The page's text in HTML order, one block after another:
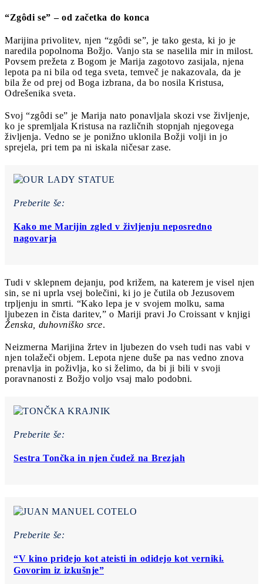
“Zgôdi se” – od začetka do konca
Marijina privolitev, njen “zgôdi se”, je tako gesta, ki jo je
naredila popolnoma Božjo. Vanjo sta se naselila mir in milost.
Povsem prežeta z Bogom je Marija zagotovo zasijala, njena
lepota pa ni bila od tega sveta, temveč je nakazovala, da je
bila že od prej od Boga izbrana, da bo nosila Kristusa,
Odrešenika sveta.
Svoj “zgôdi se” je Marija nato ponavljala skozi vse življenje,
ko je spremljala Kristusa na različnih stopnjah njegovega
življenja. Vedno se je ponižno uklonila Božji volji in jo
sprejela, pri tem pa ni iskala ničesar zase.
Preberite še:
Kako me Marijin zgled v življenju neposredno
nagovarja
Tudi v sklepnem dejanju, pod križem, na katerem je visel njen
sin, se ni uprla vsej bolečini, ki jo je čutila ob Jezusovem
trpljenju in smrti. “Kako lepa je v svojem molku, sama
ljubezen in čista daritev,” o Mariji pravi Jo Croissant v knjigi
Ženska, duhovniško srce.
Neizmerna Marijina žrtev in ljubezen do vseh tudi nas vabi v
njen tolažeči objem. Lepota njene duše pa nas vedno znova
prenavlja in poživlja, ko si želimo, da bi ji bili v svoji
poravnanosti z Božjo voljo vsaj malo podobni.
Preberite še:
Sestra Tončka in njen čudež na Brezjah
Preberite še:
“V kino pridejo kot ateisti in odidejo kot verniki.
Govorim iz izkušnje”